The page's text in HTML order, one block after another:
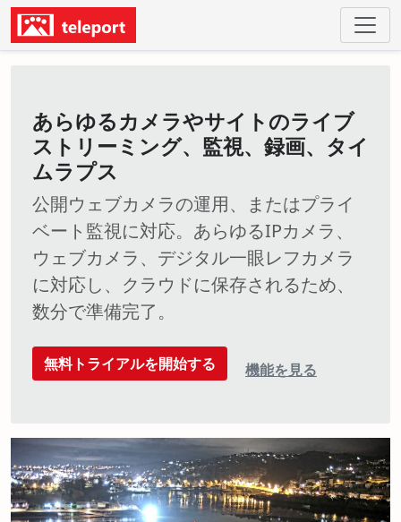
あらゆるカメラやサイトのライブ
ストリーミング、監視、録画、タイ
ムラプス
公開ウェブカメラの運用、またはプライ
ベート監視に対応。あらゆるIPカメラ、
ウェブカメラ、デジタル一眼レフカメラ
に対応し、クラウドに保存されるため、
数分で準備完了。
無料トライアルを開始する 機能を見る